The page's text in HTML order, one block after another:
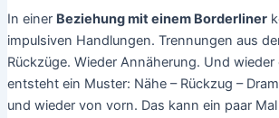
In einer Beziehung mit einem Borderliner
impulsiven Handlungen. Trennungen aus
Rückzüge. Wieder Annäherung. Und wieder
entsteht ein Muster: Nähe – Rückzug –
und wieder von vorn. Das kann ein paar